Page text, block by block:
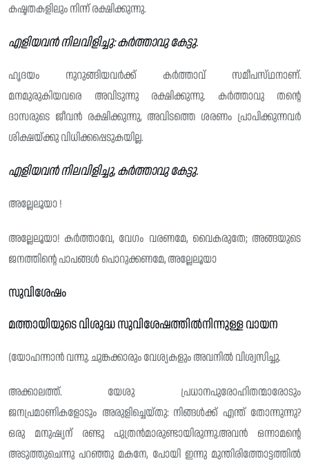
കഷ്ടതകളിലും നിന്ന് രക്ഷിക്കുന്നു.
എളിയവൻ നിലവിളിച്ചു: കർത്താവു കേട്ടു.
ഹൃദയം നുറുങ്ങിയവർക്ക് കർത്താവ് സമീപസ്‌ഥനാണ്.
മനമുരുകിയവരെ അവിടുന്നു രക്ഷിക്കുന്നു. കർത്താവു തന്റെ
ദാസരുടെ ജീവൻ രക്ഷിക്കുന്നു, അവിടത്തെ ശരണം പ്രാപിക്കുന്നവർ
ശിക്ഷയ്ക്കു വിധിക്കപ്പെടുകയില്ല.
എളിയവൻ നിലവിളിച്ചു, കർത്താവു കേട്ടു.
അല്ലേലൂയാ !
അല്ലേലൂയാ! കർത്താവേ, വേഗം വരണമേ, വൈകരുതേ; അങ്ങയുടെ
ജനത്തിൻ്റെ പാപങ്ങൾ പൊറുക്കണമേ, അല്ലേലൂയാ
സുവിശേഷം
മത്തായിയുടെ വിശുദ്ധ സുവിശേഷത്തിൽനിന്നുള്ള വായന
(യോഹന്നാൻ വന്നു. ചുങ്കക്കാരും വേശ്യകളും അവനിൽ വിശ്വസിച്ചു.
അക്കാലത്ത്. യേശു പ്രധാനപുരോഹിതന്മാരോടും
ജനപ്രമാണികളോടും അരുളിച്ചെയ്തു: നിങ്ങൾക്ക് എന്ത് തോന്നുന്നു?
ഒരു മനുഷ്യന് രണ്ടു പുത്രൻമാരുണ്ടായിരുന്നു.അവൻ ഒന്നാമന്റെ
അടുത്തുചെന്നു പറഞ്ഞു മകനേ, പോയി ഇന്നു മുന്തിരിത്തോട്ടത്തിൽ